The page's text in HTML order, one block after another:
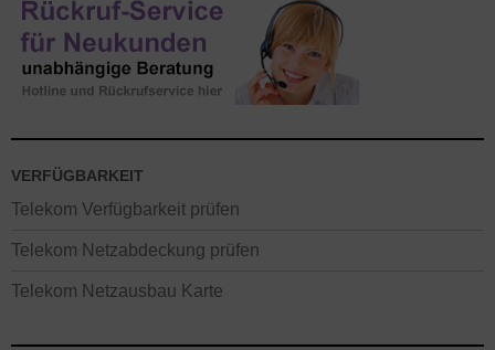
VERFÜGBARKEIT
Telekom Verfügbarkeit prüfen
Telekom Netzabdeckung prüfen
Telekom Netzausbau Karte